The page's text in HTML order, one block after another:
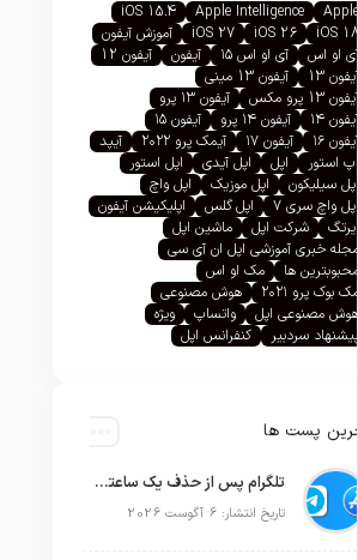
Apple
Apple Intelligence
iOS 15.4
iOS 18
iOS 26
iOS 27
آموزش آیفون
آی او اس
آی او اس ۱۵ آیفون
آیفون 12
آیفون 13
آیفون 13 مینی
آیفون 13 پرو مکس
آیفون ۱۳ پرو
آیفون ۱۴
آیفون ۱۴ پرو
آیفون ۱۵
آیفون ۱۶
آیفون ۱۷ آیمک پرو ۲۰۲۲
آیپد
اپ استور
اپل اپل آیدی
اپل استور
اپل سیلیکون
اپل موزیک
اپل واچ
اپل واچ سری ۷
اپل گلس
اپلیکیشن آیفون
ایرتگ
شرکت اپل
ماشین اپل
مجله خبری آموزشی اپل ان آی سی
محبوبترین ها
مک او اس
مک بوک پرو ۲۰۲۱
هوش مصنوعی
هوش مصنوعی اپل
واتساپ
ویژه
پیشنهاد سردبیر
کنفرانس اپل
آخرین پست ها
تلگرام پس از حذف یک ساعته به اپ استور بازگشت
تاریخ انتشار: 6 آگوست 2026